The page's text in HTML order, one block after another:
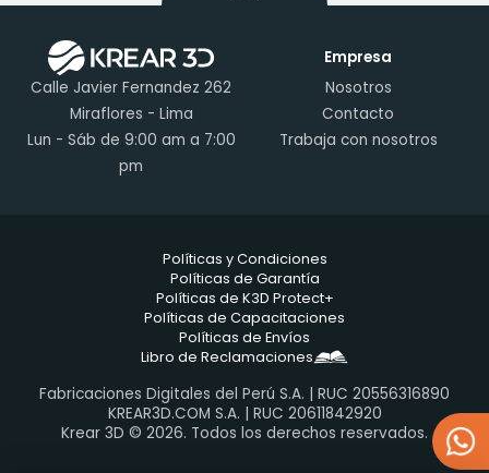
Calle Javier Fernandez 262
Miraflores - Lima
Lun - Sáb de 9:00 am a 7:00
pm
Empresa
Nosotros
Contacto
Trabaja con nosotros
Políticas y Condiciones
Políticas de Garantía
Políticas de K3D Protect+
Políticas de Capacitaciones
Políticas de Envíos
Libro de Reclamaciones
Fabricaciones Digitales del Perú S.A. | RUC 20556316890
KREAR3D.COM S.A. | RUC 20611842920
Krear 3D © 2026. Todos los derechos reservados.